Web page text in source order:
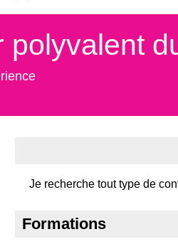
polyvalent
Je recherche tout type de
Formations